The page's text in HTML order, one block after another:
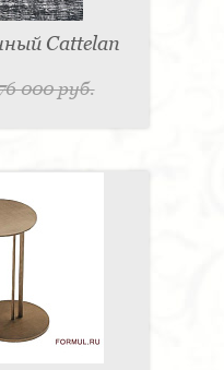
Cattelan
000 руб.